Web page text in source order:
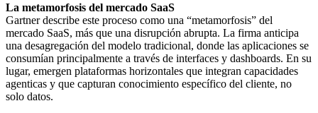
La metamorfosis del mercado SaaS
Gartner describe este proceso como una “metamorfosis” del
mercado SaaS, más que una disrupción abrupta. La firma anticipa
una desagregación del modelo tradicional, donde las aplicaciones se
consumían principalmente a través de interfaces y dashboards. En su
lugar, emergen plataformas horizontales que integran capacidades
agenticas y que capturan conocimiento específico del cliente, no
solo datos.